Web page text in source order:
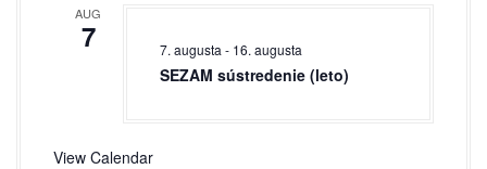
AUG
7 7. augusta - 16. augusta
SEZAM sústredenie (leto)
View Calendar